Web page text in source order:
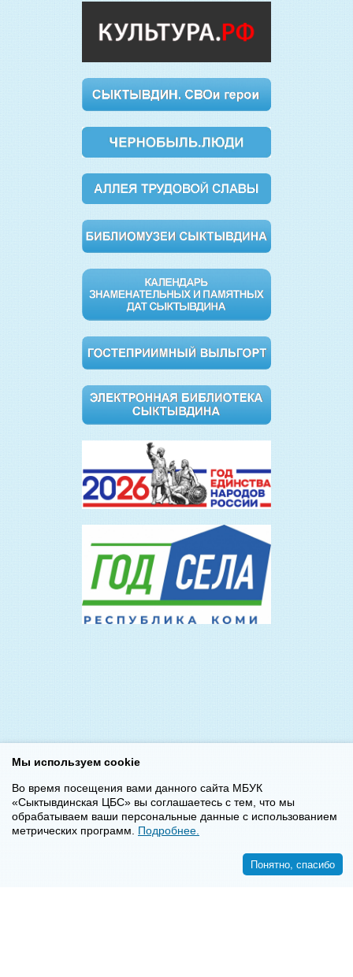
Мы используем cookie
Во время посещения вами данного сайта МБУК
«Сыктывдинская ЦБС» вы соглашаетесь с тем, что мы
обрабатываем ваши персональные данные с использованием
метрических программ. Подробнее.
Понятно, спасибо